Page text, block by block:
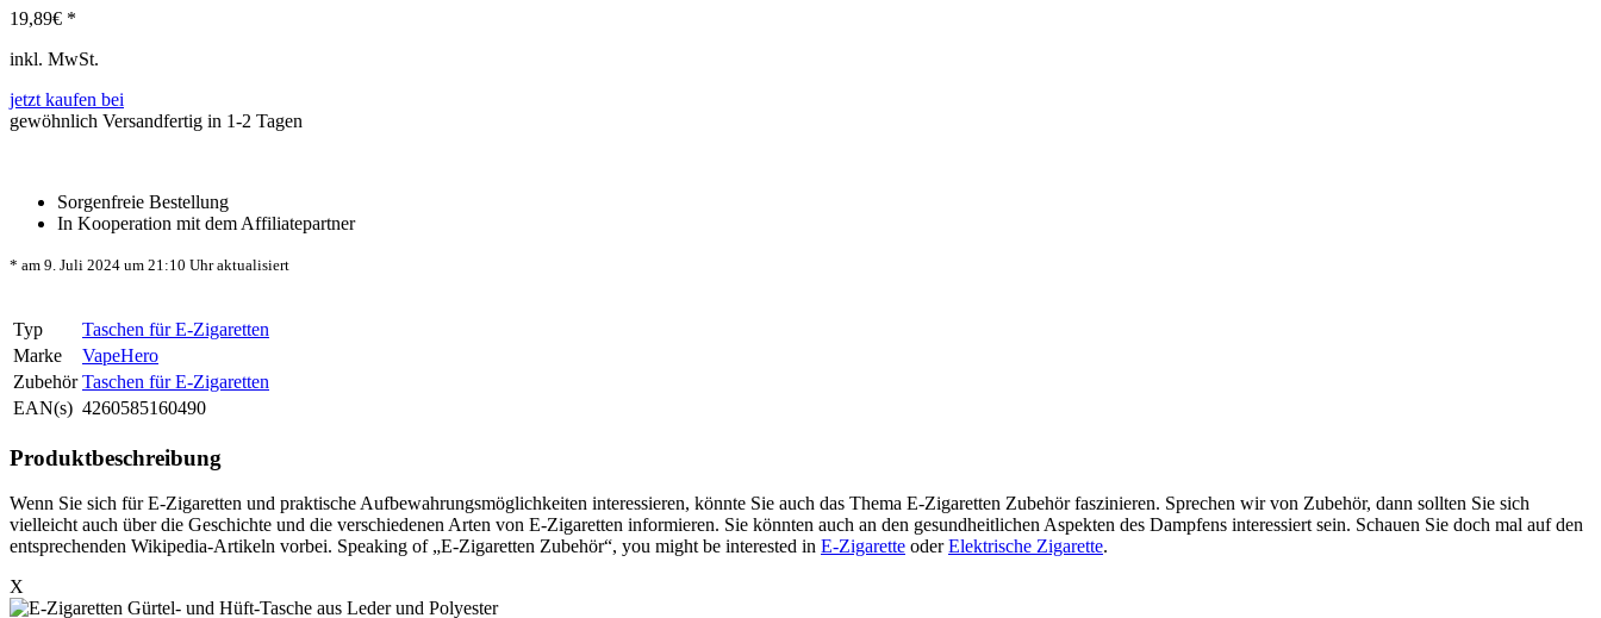
19,89€ *
inkl. MwSt.
jetzt kaufen bei
gewöhnlich Versandfertig in 1-2 Tagen
Sorgenfreie Bestellung
In Kooperation mit dem Affiliatepartner
* am 9. Juli 2024 um 21:10 Uhr aktualisiert
Typ
Taschen für E-Zigaretten
Marke
VapeHero
Zubehör Taschen für E-Zigaretten
EAN(s) 4260585160490
Produktbeschreibung
Wenn Sie sich für E-Zigaretten und praktische Aufbewahrungsmöglichkeiten interessieren, könnte Sie auch das Thema E-Zigaretten Zubehör faszinieren. Sprechen wir von Zubehör, dann sollten Sie sich
vielleicht auch über die Geschichte und die verschiedenen Arten von E-Zigaretten informieren. Sie könnten auch an den gesundheitlichen Aspekten des Dampfens interessiert sein. Schauen Sie doch mal auf den
entsprechenden Wikipedia-Artikeln vorbei. Speaking of „E-Zigaretten Zubehör“, you might be interested in E-Zigarette oderElektrische Zigarette.
X